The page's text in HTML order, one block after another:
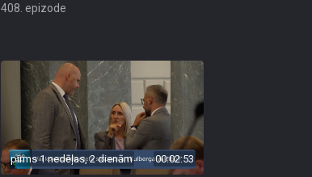
408. epizode
pirms 1 nedēļas, 2 dienām 00:02:53